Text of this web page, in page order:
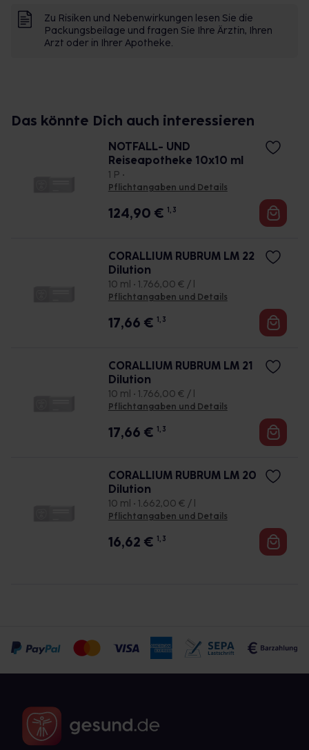
Zu Risiken und Nebenwirkungen lesen Sie die
Packungsbeilage und fragen Sie Ihre Ärztin, Ihren
Arzt oder in Ihrer Apotheke.
Das könnte Dich auch interessieren
NOTFALL- UND
Reiseapotheke 10x10 ml
1 P •
Pflichtangaben und Details
124,90 € 1, 3
CORALLIUM RUBRUM LM 22
Dilution
10 ml • 1.766,00 € / l
Pflichtangaben und Details
17,66 € 1, 3
CORALLIUM RUBRUM LM 21
Dilution
10 ml • 1.766,00 € / l
Pflichtangaben und Details
17,66 € 1, 3
CORALLIUM RUBRUM LM 20
Dilution
10 ml • 1.662,00 € / l
Pflichtangaben und Details
16,62 € 1, 3